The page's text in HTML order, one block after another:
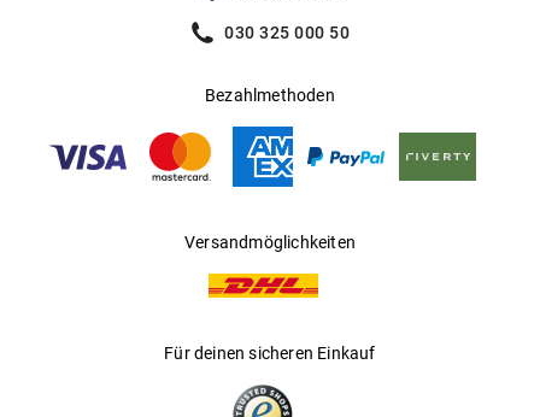
030 325 000 50
Bezahlmethoden
Versandmöglichkeiten
Für deinen sicheren Einkauf